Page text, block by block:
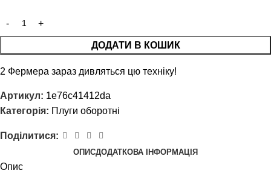
ДОДАТИ В КОШИК
2 Фермера зараз дивляться цю техніку!
Артикул: 1e76c41412da
Категорія: Плуги оборотні
Поділитися:
ОПИСДОДАТКОВА ІНФОРМАЦІЯ
Опис